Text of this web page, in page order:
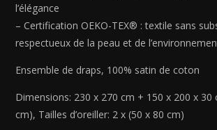
150
x
200
30
cm
+
l’élégance
– Certification OEKO-TEX® : textile sans
respectueux de la peau et de
Ensemble de draps, 100% satin de coton
Dimensions: 230 x 270 cm + 150 x 200 x 30
cm), Tailles d’oreiller: 2 x (50 x 80 cm)